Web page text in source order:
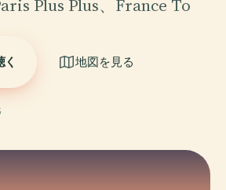
Plus Plus、France To
地図を見る